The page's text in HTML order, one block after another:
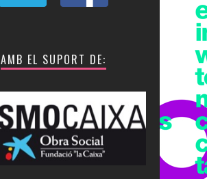
AMB EL SUPORT DE: